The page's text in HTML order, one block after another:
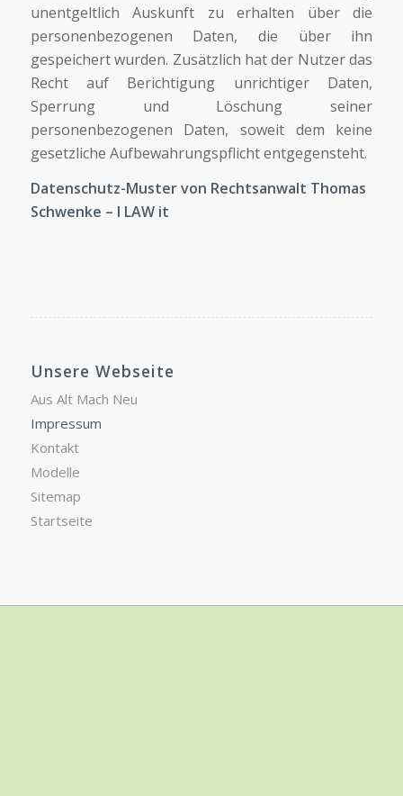
unentgeltlich Auskunft zu erhalten über die
personenbezogenen Daten, die über ihn
gespeichert wurden. Zusätzlich hat der Nutzer das
Recht auf Berichtigung unrichtiger Daten,
Sperrung und Löschung seiner
personenbezogenen Daten, soweit dem keine
gesetzliche Aufbewahrungspflicht entgegensteht.
Datenschutz-Muster von Rechtsanwalt Thomas
Schwenke – I LAW it
Unsere Webseite
Aus Alt Mach Neu
Impressum
Kontakt
Modelle
Sitemap
Startseite